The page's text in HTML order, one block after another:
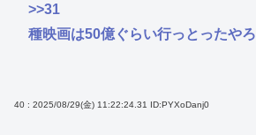
>>31
種映画は50億ぐらい行っとったやろ
40 : 2025/08/29(金) 11:22:24.31 ID:PYXoDanj0